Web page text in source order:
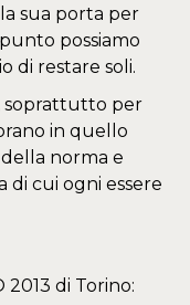
sua porta per
possiamo
di restare soli.
soprattutto per
in quello
norma e
di cui ogni essere
2013 di Torino: